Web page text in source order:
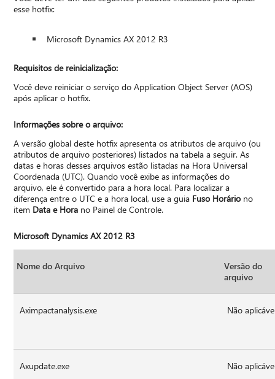
esse hotfix:
Microsoft Dynamics AX 2012 R3
Requisitos de reinicialização:
Você deve reiniciar o serviço do Application Object Server (AOS)
após aplicar o hotfix.
Informações sobre o arquivo:
A versão global deste hotfix apresenta os atributos de arquivo (ou
atributos de arquivo posteriores) listados na tabela a seguir. As
datas e horas desses arquivos estão listadas na Hora Universal
Coordenada (UTC). Quando você exibe as informações do
arquivo, ele é convertido para a hora local. Para localizar a
diferença entre o UTC e a hora local, use a guia Fuso Horário no
item Data e Hora no Painel de Controle.
Microsoft Dynamics AX 2012 R3
Nome do Arquivo
Versão do
arquivo
Aximpactanalysis.exe Não
Axupdate.exe Não